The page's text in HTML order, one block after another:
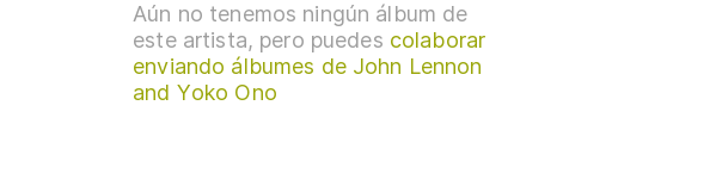
Aún no tenemos ningún álbum de
este artista, pero puedes colaborar
enviando álbumes de John Lennon
and Yoko Ono